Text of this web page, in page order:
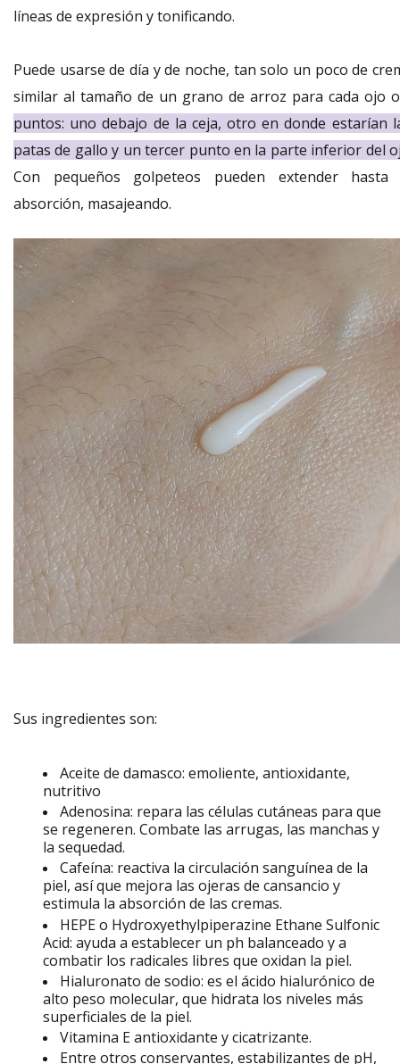
líneas de expresión y tonificando.
Puede usarse de día y de noche, tan solo un poco de
similar al tamaño de un grano de arroz para cada ojo
puntos: uno debajo de la ceja, otro en donde estarían
patas de gallo y un tercer punto en la parte inferior del
Con pequeños golpeteos pueden extender hasta
absorción, masajeando.
Sus ingredientes son:
Aceite de damasco: emoliente, antioxidante,
nutritivo
Adenosina: repara las células cutáneas para que
se regeneren. Combate las arrugas, las manchas y
la sequedad.
Cafeína: reactiva la circulación sanguínea de la
piel, así que mejora las ojeras de cansancio y
estimula la absorción de las cremas.
HEPE o Hydroxyethylpiperazine Ethane Sulfonic
Acid: ayuda a establecer un ph balanceado y a
combatir los radicales libres que oxidan la piel.
Hialuronato de sodio: es el ácido hialurónico de
alto peso molecular, que hidrata los niveles más
superficiales de la piel.
Vitamina E antioxidante y cicatrizante.
Entre otros conservantes, estabilizantes de pH,